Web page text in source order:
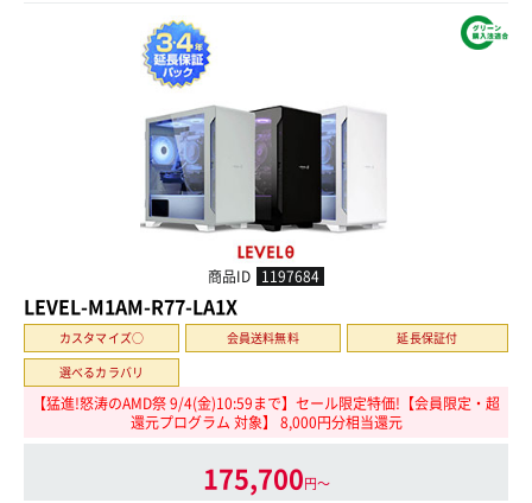
商品ID 1197684
LEVEL-M1AM-R77-LA1X
カスタマイズ○ 会員送料無料
延長保証付
選べるカラバリ
【猛進!怒涛のAMD祭 9/4(金)10:59まで】セール限定特価!【会員限定・超
還元プログラム 対象】 8,000円分相当還元
175,700円〜